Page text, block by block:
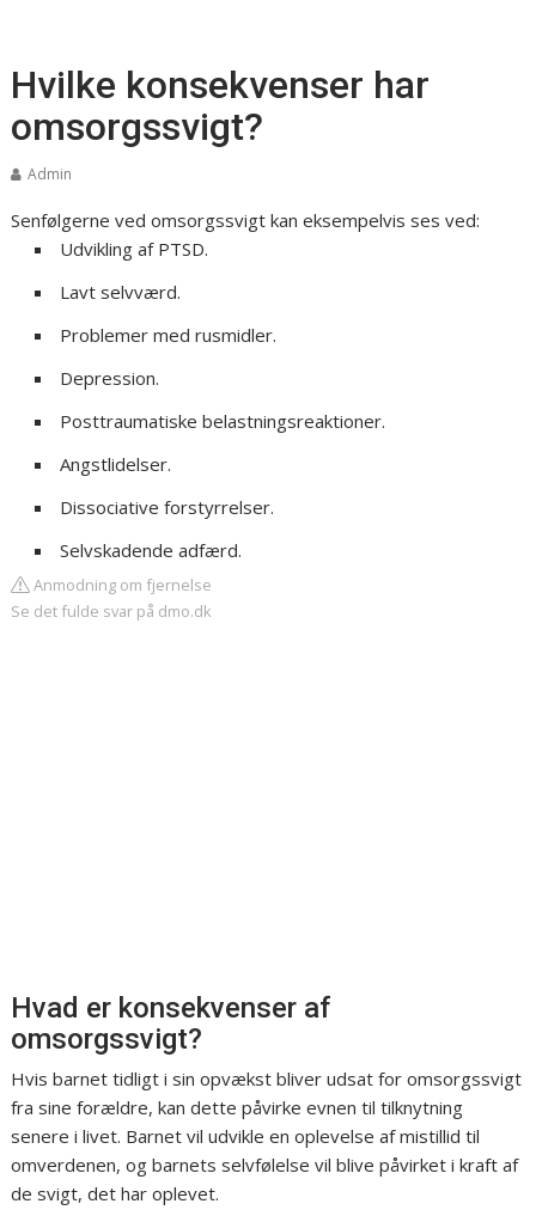
Hvilke konsekvenser har
omsorgssvigt?
Admin
Senfølgerne ved omsorgssvigt kan eksempelvis ses ved:
Udvikling af PTSD.
Lavt selvværd.
Problemer med rusmidler.
Depression.
Posttraumatiske belastningsreaktioner.
Angstlidelser.
Dissociative forstyrrelser.
Selvskadende adfærd.
Anmodning om fjernelse
Se det fulde svar på dmo.dk
Hvad er konsekvenser af
omsorgssvigt?
Hvis barnet tidligt i sin opvækst bliver udsat for omsorgssvigt
fra sine forældre, kan dette påvirke evnen til tilknytning
senere i livet. Barnet vil udvikle en oplevelse af mistillid til
omverdenen, og barnets selvfølelse vil blive påvirket i kraft af
de svigt, det har oplevet.